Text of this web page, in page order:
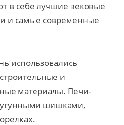
в себе лучшие вековые
и самые современные
использовались
и
материалы. Печи-
шишками,